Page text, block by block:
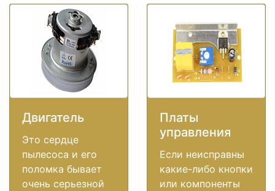
Двигатель
Это сердце
пылесоса и его
поломка бывает
очень серьезной
Платы
управления
Если неисправны
какие-либо кнопки
или компоненты